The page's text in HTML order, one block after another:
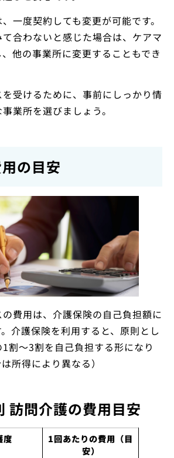
一度契約しても変更が可能です。
合わないと感じた場合は、ケアマ
他の事業所に変更することもでき
受けるために、事前にしっかり情
業所を選びましょう。
の目安
費用は、介護保険の自己負担額に
介護保険を利用すると、原則とし
割～3割を自己負担する形になり
所得により異なる）
訪問介護の費用目安
度
1回あたりの費用（目
安）